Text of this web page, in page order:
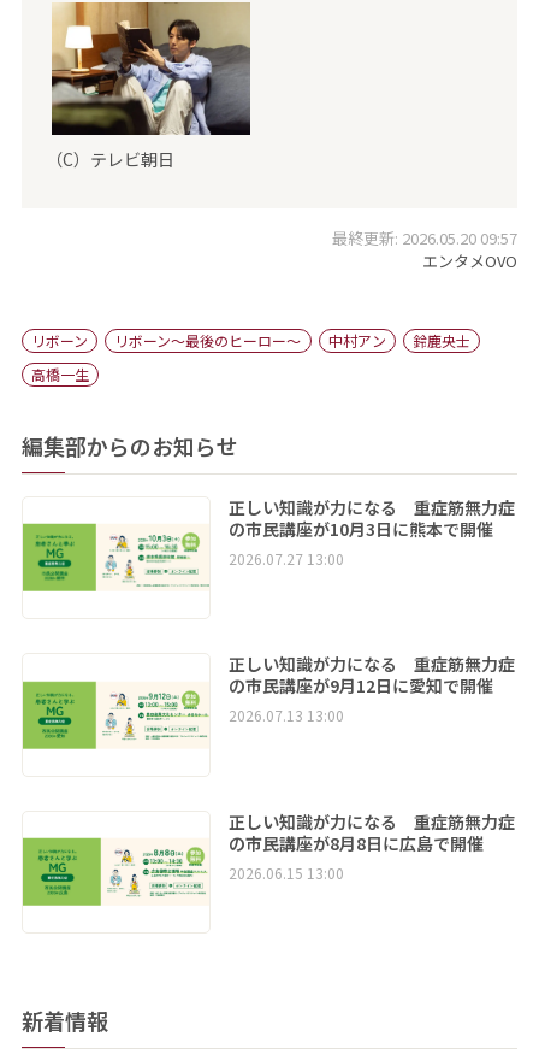
（C）テレビ朝日
最終更新: 2026.05.20 09:57
エンタメOVO
リボーン リボーン～最後のヒーロー～ 中村アン
鈴鹿央士
高橋一生
編集部からのお知らせ
正しい知識が力になる 重症筋無力症
の市民講座が10月3日に熊本で開催
2026.07.27 13:00
正しい知識が力になる 重症筋無力症
の市民講座が9月12日に愛知で開催
2026.07.13 13:00
正しい知識が力になる 重症筋無力症
の市民講座が8月8日に広島で開催
2026.06.15 13:00
新着情報